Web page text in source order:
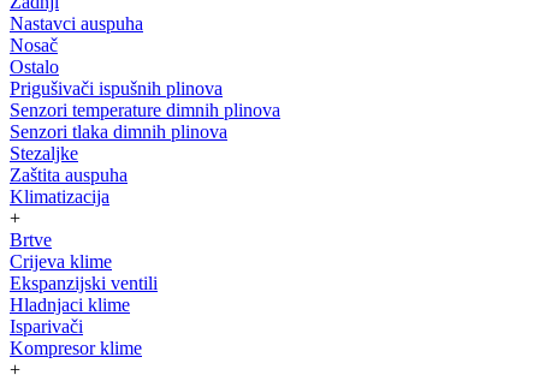
Nastavci auspuha
Nosač
Ostalo
Prigušivači ispušnih plinova
Senzori temperature dimnih plinova
Senzori tlaka dimnih plinova
Stezaljke
Zaštita auspuha
Klimatizacija
+
Brtve
Crijeva klime
Ekspanzijski ventili
Hladnjaci klime
Isparivači
Kompresor klime
+